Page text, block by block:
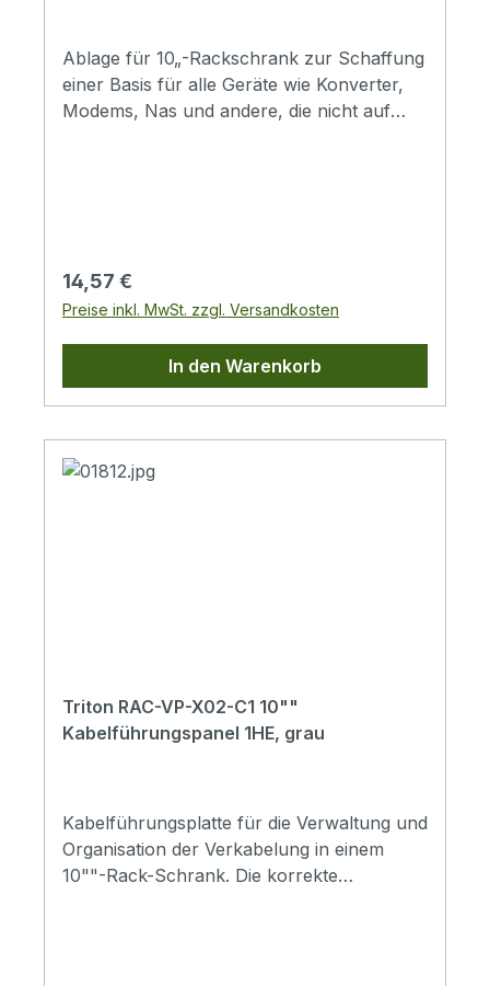
Ablage für 10„-Rackschrank zur Schaffung
einer Basis für alle Geräte wie Konverter,
Modems, Nas und andere, die nicht auf
Regulärer Preis:
14,57 €
Preise inkl. MwSt. zzgl. Versandkosten
In den Warenkorb
Triton RAC-VP-X02-C1 10""
Kabelführungspanel 1HE, grau
Kabelführungsplatte für die Verwaltung und
Organisation der Verkabelung in einem
10""-Rack-Schrank. Die korrekte